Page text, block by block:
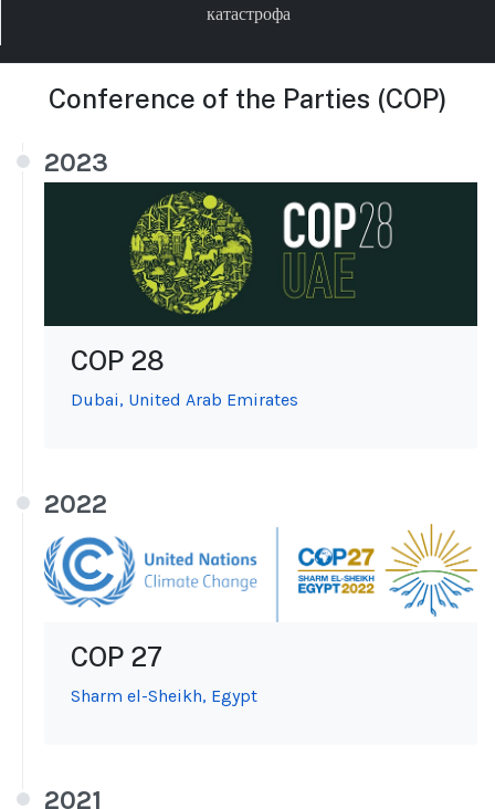
катастрофа
Conference of the Parties (COP)
2023
COP 28
Dubai, United Arab Emirates
2022
COP 27
Sharm el-Sheikh, Egypt
2021